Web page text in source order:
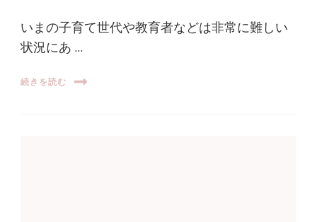
いまの子育て世代や教育者などは非常に難しい
状況にあ …
続きを読む